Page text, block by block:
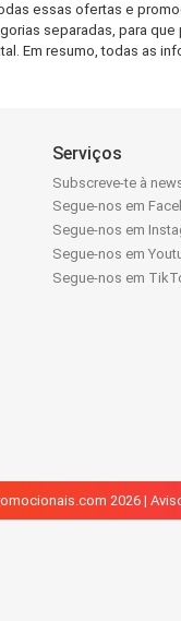
essas ofertas e
separadas, para
Em resumo, todas as
Serviços
Subscreve-te à
Segue-nos em
Segue-nos em
Segue-nos em
Segue-nos em
2026 |